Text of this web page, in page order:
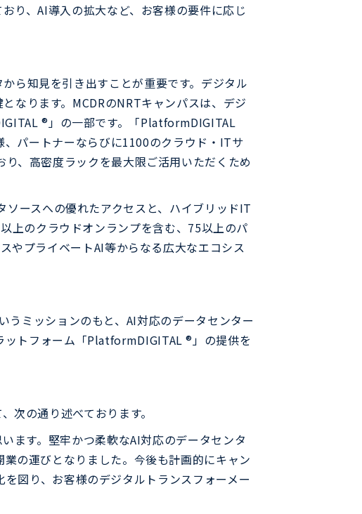
り、AI導入の拡大など、お客様の要件に応じ
ら知見を引き出すことが重要です。デジタル
なります。MCDRのNRTキャンパスは、デジ
®」の一部です。「PlatformDIGITAL
パートナーならびに1100のクラウド・ITサ
、高密度ラックを最大限ご活用いただくため
ースへの優れたアクセスと、ハイブリッドIT
上のクラウドオンランプを含む、75以上のパ
やプライベートAI等からなる広大なエコシス
ミッションのもと、AI対応のデータセンター
トフォーム「PlatformDIGITAL ®」の提供を
次の通り述べております。
ます。堅牢かつ柔軟なAI対応のデータセンタ
の運びとなりました。今後も計画的にキャン
図り、お客様のデジタルトランスフォーメー